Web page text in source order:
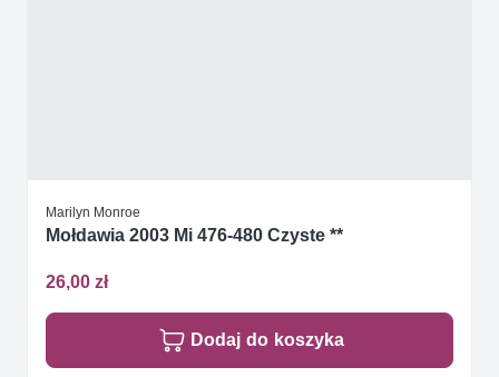
Marilyn Monroe
Mołdawia 2003 Mi 476-480 Czyste **
26,00 zł
Dodaj do koszyka